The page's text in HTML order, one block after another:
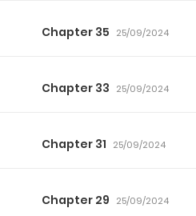
Chapter 35 25/09/2024
Chapter 33 25/09/2024
Chapter 31 25/09/2024
Chapter 29 25/09/2024